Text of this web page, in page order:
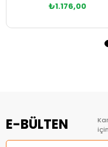
₺1.176,00
E-BÜLTEN